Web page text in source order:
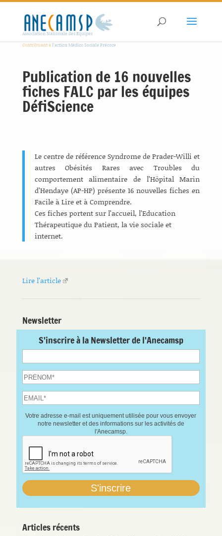
Association Nationale des Equipes
Contribuant àl'action Médico Sociale Précoce
Publication de 16 nouvelles
fiches FALC par les équipes
DéfiScience
Le centre de référence Syndrome de Prader-Willi et
autres Obésités Rares avec Troubles du
comportement alimentaire de l’Hôpital Marin
d’Hendaye (AP-HP) présente 16 nouvelles fiches en
Facile à Lire et à Comprendre.
Ces fiches portent sur l’accueil, l’Education
Thérapeutique du Patient, la vie sociale et
internet.
Lire l’article
Newsletter
S'inscrire à la Newsletter de l'Anecamsp
Votre adresse e-mail est uniquement utilisée pour vous envoyer
notre newsletter et des informations sur les activités de
l'Anecamsp.
Articles récents